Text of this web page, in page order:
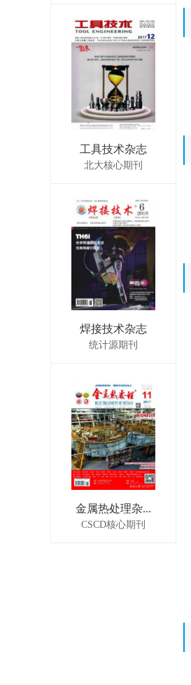
工具技术杂志
北大核心期刊
焊接技术杂志
统计源期刊
金属热处理杂...
CSCD核心期刊